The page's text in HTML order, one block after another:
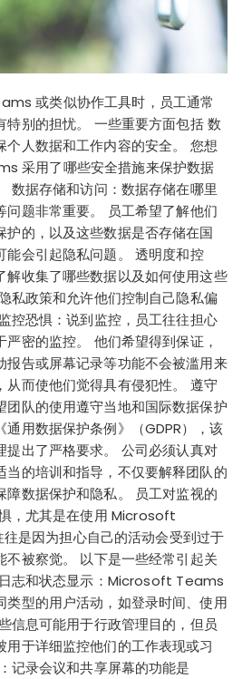
或类似协作工具时，员工通常
特别的担忧。 一些重要方面包括 数
个人数据和工作内容的安全。 您想
采用了哪些安全措施来保护数据
数据存储和访问：数据存储在哪里
问题非常重要。 员工希望了解他们
护的，以及这些数据是否存储在国
能会引起隐私问题。 透明度和控
解收集了哪些数据以及如何使用这些
私政策和允许他们控制自己隐私偏
控恐惧：说到监控，员工往往担心
严密的监控。 他们希望得到保证，
报告或屏幕记录等功能不会被滥用来
从而使他们觉得具有侵犯性。 遵守
团队的使用遵守当地和国际数据保护
通用数据保护条例》（GDPR），该
提出了严格要求。 公司必须认真对
当的培训和指导，不仅要解释团队的
障数据保护和隐私。 员工对监视的
，尤其是在使用 Microsoft
是因为担心自己的活动会受到过于
不被察觉。 以下是一些经常引起关
志和状态显示：Microsoft Teams
类型的用户活动，如登录时间、使用
信息可能用于行政管理目的，但员
用于详细监控他们的工作表现或习
记录会议和共享屏幕的功能是